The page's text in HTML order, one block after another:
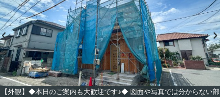
【外観】◆本日のご案内も大歓迎です♪◆ 図面や写真では分からない部